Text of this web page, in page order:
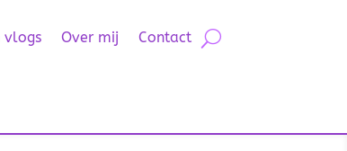
vlogs Over mij Contact